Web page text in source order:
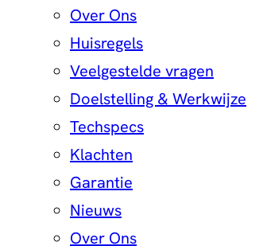
Over Ons
Huisregels
Veelgestelde vragen
Doelstelling & Werkwijze
Techspecs
Klachten
Garantie
Nieuws
Over Ons